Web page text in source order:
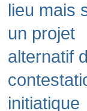
lieu mais
un projet
alternatif
initiatique